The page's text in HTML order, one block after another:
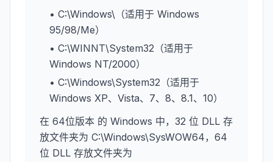
• C:\Windows\（适用于 Windows
95/98/Me）
• C:\WINNT\System32（适用于
Windows NT/2000）
• C:\Windows\System32（适用于
Windows XP、Vista、7、8、8.1、10）
在 64位版本 的 Windows 中，32 位 DLL 存
放文件夹为 C:\Windows\SysWOW64，64
位 DLL 存放文件夹为